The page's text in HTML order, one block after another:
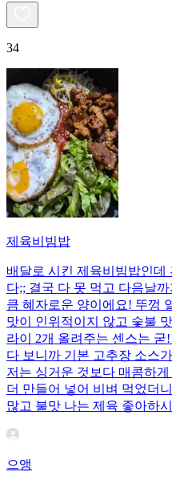
34
제육비빔밥
배달로 시킨 제육비빔밥인데
다;; 결국 다 못 먹고 다음날
큼 혜자로운 양이에요! 뚜껑
맛이 인위적이지 않고 숯불
라이 2개 올려주는 센스는 굳
다 보니까 기본 고추장 소스
저는 싱거운 것보다 매콤하
더 만들어 넣어 비벼 먹었더
많고 불맛 나는 제육 좋아하
으앵